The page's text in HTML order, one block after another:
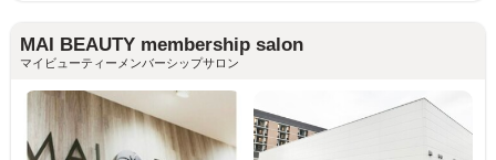
MAI BEAUTY membership salon
マイビューティーメンバーシップサロン